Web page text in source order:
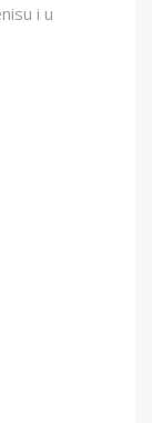
i u